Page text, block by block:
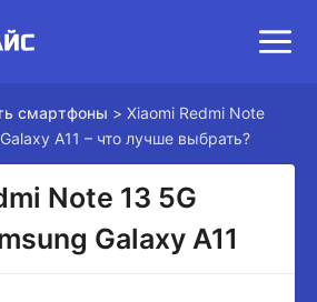
смартфоны > Xiaomi Redmi Note
A11 – что лучше выбрать?
Note 13 5G
Galaxy A11